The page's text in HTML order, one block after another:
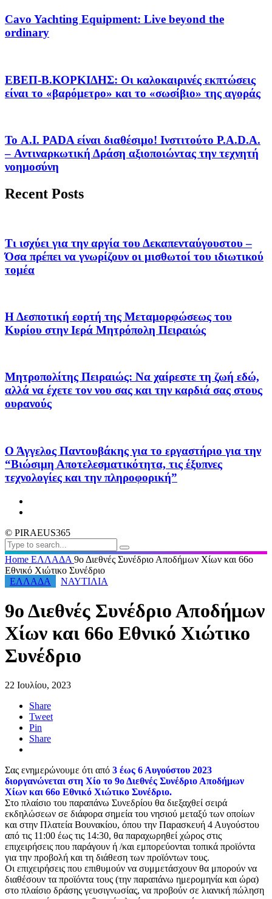
Cavo Yachting Equipment: Live beyond the
ordinary
EΒΕΠ-Β.ΚΟΡΚΙΔΗΣ: Οι καλοκαιρινές εκπτώσεις
είναι το «βαρόμετρο» και το «σωσίβιο» της αγοράς
Το A.I. PADA είναι διαθέσιμο! Ινστιτούτο P.A.D.A.
– Αντιναρκωτική Δράση αξιοποιώντας την τεχνητή
νοημοσύνη
Recent Posts
Τι ισχύει για την αργία του Δεκαπενταύγουστου –
Όσα πρέπει να γνωρίζουν οι μισθωτοί του ιδιωτικού
τομέα
Η Δεσποτική εορτή της Μεταμορφώσεως του
Κυρίου στην Ιερά Μητρόπολη Πειραιώς
Μητροπολίτης Πειραιώς: Να χαίρεστε τη ζωή εδώ,
αλλά να έχετε τον νου σας και την καρδιά σας στους
ουρανούς
Ο Άγγελος Παντουβάκης για το εργαστήριο για την
“Βιώσιμη Αποτελεσματικότητα, τις έξυπνες
τεχνολογίες και την πληροφορική”
© PIRAEUS365
Home ΕΛΛΑΔΑ 9ο Διεθνές Συνέδριο Αποδήμων Χίων και 66ο
Εθνικό Χιώτικο Συνέδριο
ΕΛΛΑΔΑ
ΝΑΥΤΙΛΙΑ
9ο Διεθνές Συνέδριο Αποδήμων
Χίων και 66ο Εθνικό Χιώτικο
Συνέδριο
22 Ιουλίου, 2023
Share
Tweet
Pin
Share
Σας ενημερώνουμε ότι από 3 έως 6 Αυγούστου 2023
διοργανώνεται στη Χίο το 9ο Διεθνές Συνέδριο Αποδήμων
Χίων και 66ο Εθνικό Χιώτικο Συνέδριο.
Στο πλαίσιο του παραπάνω Συνεδρίου θα διεξαχθεί σειρά
εκδηλώσεων σε διάφορα σημεία του νησιού μεταξύ των οποίων
και στην Πλατεία Βουνακίου, όπου την Παρασκευή 4 Αυγούστου
από τις 11:00 έως τις 14:30, θα παραχωρηθεί χώρος στις
επιχειρήσεις που παράγουν ή /και εμπορεύονται τοπικά προϊόντα
για την προβολή και τη διάθεση των προϊόντων τους.
Οι επιχειρήσεις που επιθυμούν να συμμετάσχουν θα μπορούν να
διαθέσουν τα προϊόντα τους (την παραπάνω ημερομηνία και ώρα)
στο πλαίσιο δράσης γευσιγνωσίας, να προβούν σε λιανική πώληση